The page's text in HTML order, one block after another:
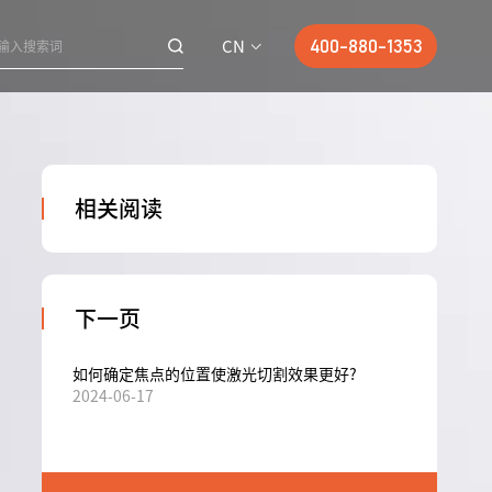
CN 400-880-1353
相关阅读
下一页
如何确定焦点的位置使激光切割效果更好?
2024-06-17